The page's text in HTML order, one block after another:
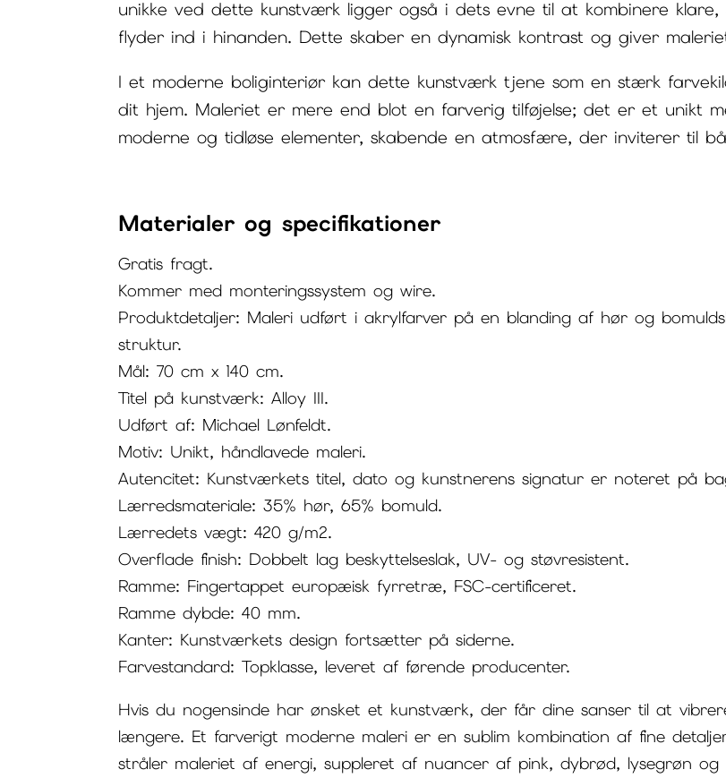
unikke ved dette kunstværk ligger også i dets evne til at kombinere
flyder ind i hinanden. Dette skaber en dynamisk kontrast og giver
I et moderne boliginteriør kan dette kunstværk tjene som en stærk
dit hjem. Maleriet er mere end blot en farverig tilføjelse; det er et unikt
moderne og tidløse elementer, skabende en atmosfære, der inviterer til
Materialer og specifikationer
Gratis fragt.
Kommer med monteringssystem og wire.
Produktdetaljer: Maleri udført i akrylfarver på en blanding af hør og
struktur.
Mål: 70 cm x 140 cm.
Titel på kunstværk: Alloy III.
Udført af: Michael Lønfeldt.
Motiv: Unikt, håndlavede maleri.
Autencitet: Kunstværkets titel, dato og kunstnerens signatur er noteret på
Lærredsmateriale: 35% hør, 65% bomuld.
Lærredets vægt: 420 g/m2.
Overflade finish: Dobbelt lag beskyttelseslak, UV- og støvresistent.
Ramme: Fingertappet europæisk fyrretræ, FSC-certificeret.
Ramme dybde: 40 mm.
Kanter: Kunstværkets design fortsætter på siderne.
Farvestandard: Topklasse, leveret af førende producenter.
Hvis du nogensinde har ønsket et kunstværk, der får dine sanser til at
længere. Et farverigt moderne maleri er en sublim kombination af fine
stråler maleriet af energi, suppleret af nuancer af pink, dybrød, lysegrøn